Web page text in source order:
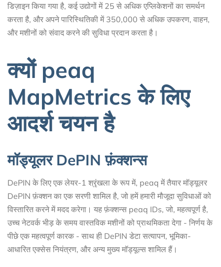
डिज़ाइन किया गया है, कई उद्योगों में 25 से अधिक एप्लिकेशनों का समर्थन
करता है, और अपने पारिस्थितिकी में 350,000 से अधिक उपकरण, वाहन,
और मशीनों को संवाद करने की सुविधा प्रदान करता है।
क्यों peaq
MapMetrics के लिए
आदर्श चयन है
मॉड्यूलर DePIN फ़ंक्शन्स
DePIN के लिए एक लेयर-1 श्रृंखला के रूप में, peaq में तैयार मॉड्यूलर
DePIN फ़ंक्शन का एक सरणी शामिल है, जो हमें हमारी मौजूदा सुविधाओं को
विस्तारित करने में मदद करेगा। यह फ़ंक्शन्स peaq IDs, जो, महत्वपूर्ण है,
उच्च नेटवर्क भीड़ के समय वास्तविक मशीनों को प्राथमिकता देगा - निर्णय के
पीछे एक महत्वपूर्ण कारक - साथ ही DePIN डेटा सत्यापन, भूमिका-
आधारित एक्सेस नियंत्रण, और अन्य मुख्य मॉड्यूल्स शामिल हैं।